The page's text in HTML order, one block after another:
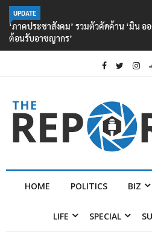
UPDATE
‘ภาคประชาสังคม’ รวมตัวคัดค้าน ‘มิน ออ
ต้อนรับอาชญากร’
HOME POLITICS BIZ
LIFE SPECIAL